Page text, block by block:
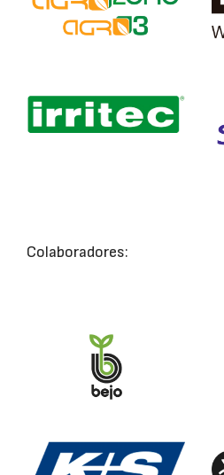
Colaboradores: